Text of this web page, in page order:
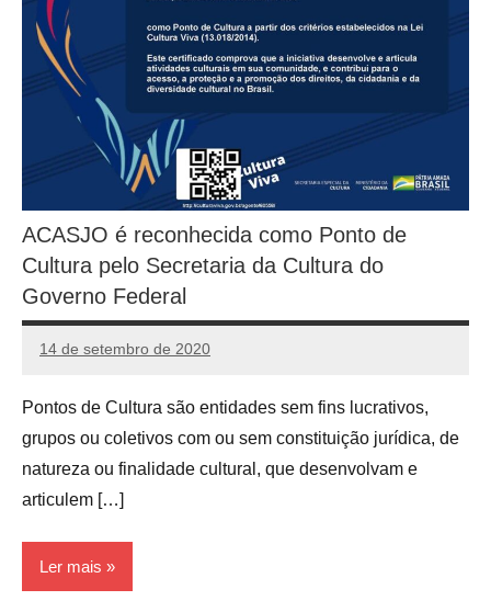
ACASJO é reconhecida como Ponto de
Cultura pelo Secretaria da Cultura do
Governo Federal
14 de setembro de 2020
admin
Nenhum
Pontos de Cultura são entidades sem fins lucrativos,
grupos ou coletivos com ou sem constituição jurídica, de
natureza ou finalidade cultural, que desenvolvam e
articulem […]
Ler mais